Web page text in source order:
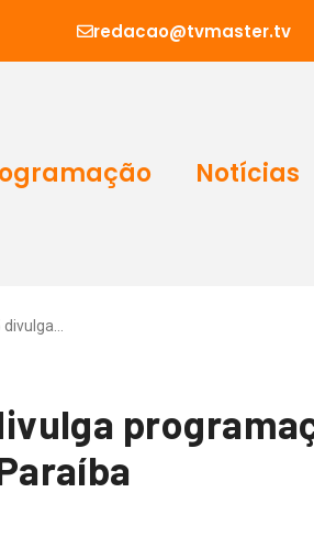
redacao@tvmaster.tv
Notícias